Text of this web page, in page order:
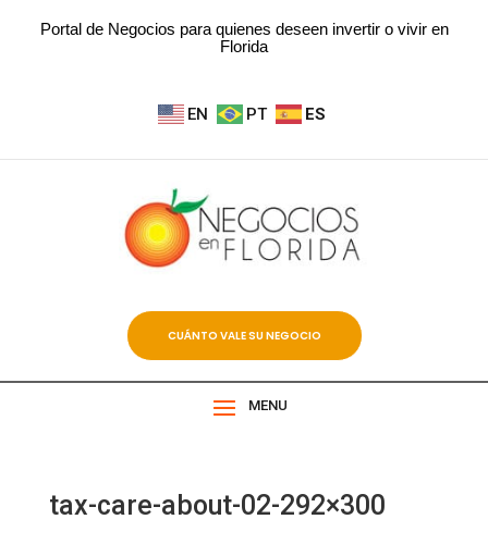
Portal de Negocios para quienes deseen invertir o vivir en
Florida
EN PT ES
CUÁNTO VALE SU NEGOCIO
MENU
tax-care-about-02-292×300